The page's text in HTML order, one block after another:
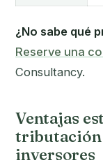
¿No sabe qué
Reserve una
Consultancy.
Ventajas
tributación
inversores